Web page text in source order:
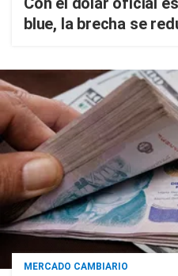
blue, la brecha se
MERCADO CAMBIARIO